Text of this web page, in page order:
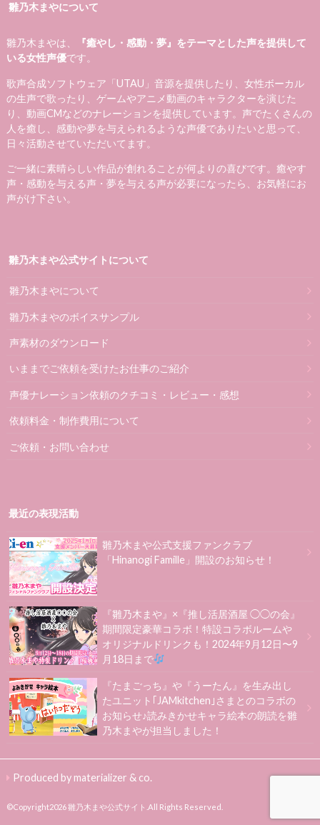
雛乃木まやについて
雛乃木まやは、
『癒やし・感動・夢』をテーマとした声を提供して
いる女性声優です。
歌声合成ソフトウェア「UTAU」音源を提供したり、女性ボーカル
の生声で歌ったり、ゲームやアニメ動画のキャラクターを演じた
り、動画CMなどのナレーションを提供しています。声でたくさんの
人を癒し、感動や夢を与えられるような声優でありたいと思って、
日々活動させていただいてます。
ご一緒に素晴らしい作品が創れることが何よりの喜びです。癒やす
声・感動を与える声・夢を与える声が必要になったら、お気軽にお
声がけ下さい。
雛乃木まや公式サイトについて
雛乃木まやについて
雛乃木まやのボイスサンプル
声素材のダウンロード
いままでご依頼を受けたお仕事のご紹介
声優ナレーション依頼のクチコミ・レビュー・感想
依頼料金・制作費用について
ご依頼・お問い合わせ
最近の表現活動
雛乃木まや公式支援ファンクラブ
「Hinanogi Famille」開設のお知らせ！
『雛乃木まや』×『推し活居酒屋 ◯◯の会』
期間限定豪華コラボ！特設コラボルームや
オリジナルドリンクも！2024年9月12日〜9
月18日まで
『たまごっち』や『うーたん』を生み出し
たユニット｢JAMkitchen｣さまとのコラボの
お知らせ♪読みきかせキャラ絵本の朗読を雛
乃木まやが担当しました！
Produced by materializer & co.
©Copyright2026雛乃木まや公式サイト .All Rights Reserved.